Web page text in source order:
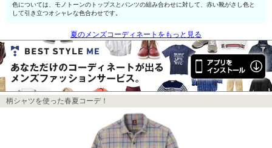
色については、モノトーンのトップスとパンツの組み合わせに対して、赤い靴がさし色と
して引き立つオシャレな色合わせです。
夏のメンズコーディネートをもっと見る
柄シャツを使った春夏コーデ！